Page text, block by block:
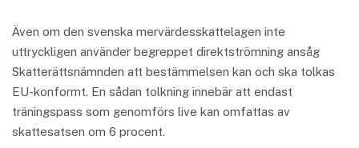
Även om den svenska mervärdesskattelagen inte
uttryckligen använder begreppet direktströmning ansåg
Skatterättsnämnden att bestämmelsen kan och ska tolkas
EU-konformt. En sådan tolkning innebär att endast
träningspass som genomförs live kan omfattas av
skattesatsen om 6 procent.